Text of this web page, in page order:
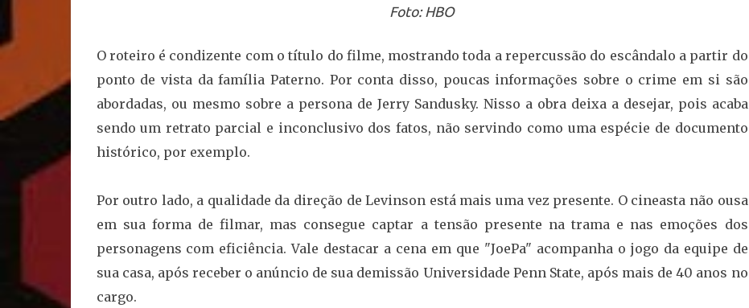
Foto: HBO
O roteiro é condizente com o título do filme, mostrando toda a repercussão do escândalo a partir do
ponto de vista da família Paterno. Por conta disso, poucas informações sobre o crime em si são
abordadas, ou mesmo sobre a persona de Jerry Sandusky. Nisso a obra deixa a desejar, pois acaba
sendo um retrato parcial e inconclusivo dos fatos, não servindo como uma espécie de documento
histórico, por exemplo.
Por outro lado, a qualidade da direção de Levinson está mais uma vez presente. O cineasta não ousa
em sua forma de filmar, mas consegue captar a tensão presente na trama e nas emoções dos
personagens com eficiência. Vale destacar a cena em que "JoePa" acompanha o jogo da equipe de
sua casa, após receber o anúncio de sua demissão Universidade Penn State, após mais de 40 anos no
cargo.